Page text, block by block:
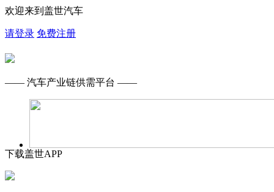
欢迎来到盖世汽车
请登录 免费注册
—— 汽车产业链供需平台 ——
下载盖世APP